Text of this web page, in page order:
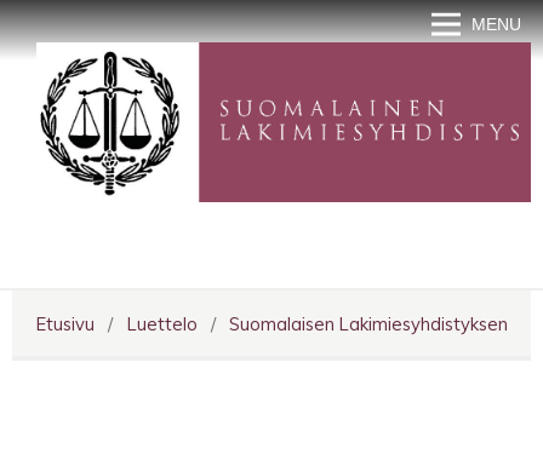
MENU
Etusivu / Luettelo / Suomalaisen Lakimiesyhdistyksen